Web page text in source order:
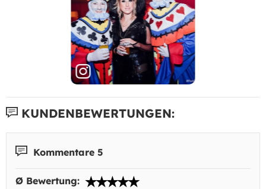
KUNDENBEWERTUNGEN:
Kommentare 5
Ø Bewertung: